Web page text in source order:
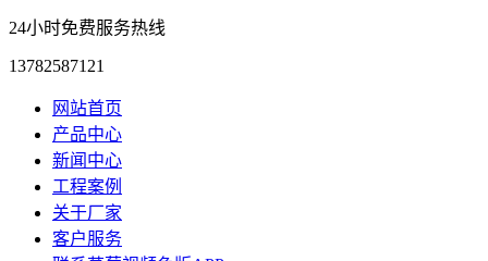
24小时免费服务热线
13782587121
网站首页
产品中心
新闻中心
工程案例
关于厂家
客户服务